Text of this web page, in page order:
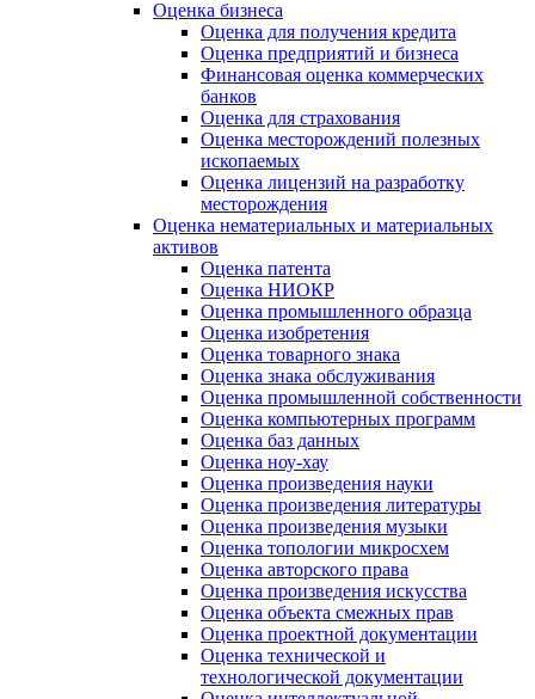
Оценка бизнеса
Оценка для получения кредита
Оценка предприятий и бизнеса
Финансовая оценка коммерческих
банков
Оценка для страхования
Оценка месторождений полезных
ископаемых
Оценка лицензий на разработку
месторождения
Оценка нематериальных и материальных
активов
Оценка патента
Оценка НИОКР
Оценка промышленного образца
Оценка изобретения
Оценка товарного знака
Оценка знака обслуживания
Оценка промышленной собственности
Оценка компьютерных программ
Оценка баз данных
Оценка ноу-хау
Оценка произведения науки
Оценка произведения литературы
Оценка произведения музыки
Оценка топологии микросхем
Оценка авторского права
Оценка произведения искусства
Оценка объекта смежных прав
Оценка проектной документации
Оценка технической и
технологической документации